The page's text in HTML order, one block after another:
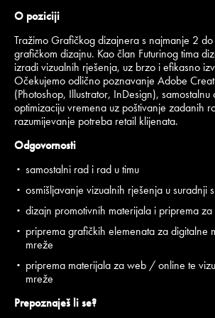
O poziciji
Tražimo Grafičkog dizajnera s najmanje 2
grafičkom dizajnu. Kao član Futurinog tima
izradi vizualnih rješenja, uz brzo i efikasno
Očekujemo odlično poznavanje Adobe
(Photoshop, Illustrator, InDesign),
optimizaciju vremena uz poštivanje zadanih
razumijevanje potreba retail klijenata.
Odgovornosti
samostalni rad i rad u timu
osmišljavanje vizualnih rješenja u suradnji
dizajn promotivnih materijala i priprema za
priprema grafičkih elemenata za digitalne
mreže
priprema materijala za web / online te
mreže
Prepoznaješ li se?